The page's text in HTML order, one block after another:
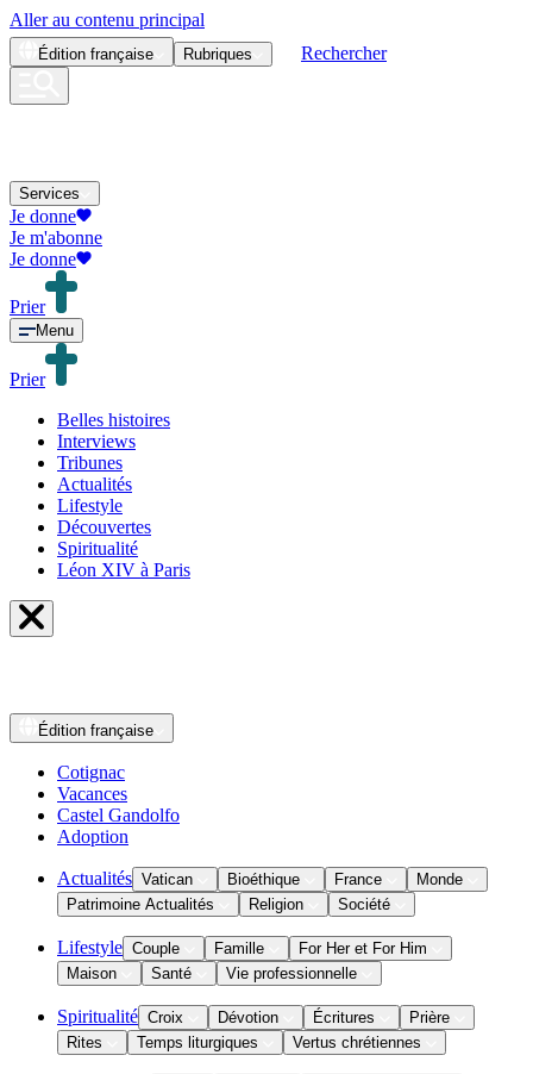
Aller au contenu principal
Édition française Rubriques Rechercher
Services
Je donne
Je m'abonne
Je donne
Prier
Menu
Prier
Belles histoires
Interviews
Tribunes
Actualités
Lifestyle
Découvertes
Spiritualité
Léon XIV à Paris
Édition française
Cotignac
Vacances
Castel Gandolfo
Adoption
Actualités Vatican Bioéthique France
Monde
Patrimoine Actualités
Religion Société
Lifestyle Couple Famille
For Her et For Him
Maison
Santé Vie professionnelle
Spiritualité Croix Dévotion Écritures
Prière
Rites
Temps liturgiques Vertus chrétiennes